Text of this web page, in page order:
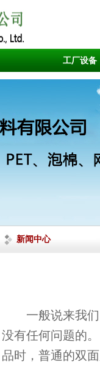
工厂设备
新闻中心
一般说来我们
没有任何问题的
品时，普通的双